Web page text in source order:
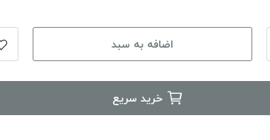
اضافه به سبد
خرید سریع